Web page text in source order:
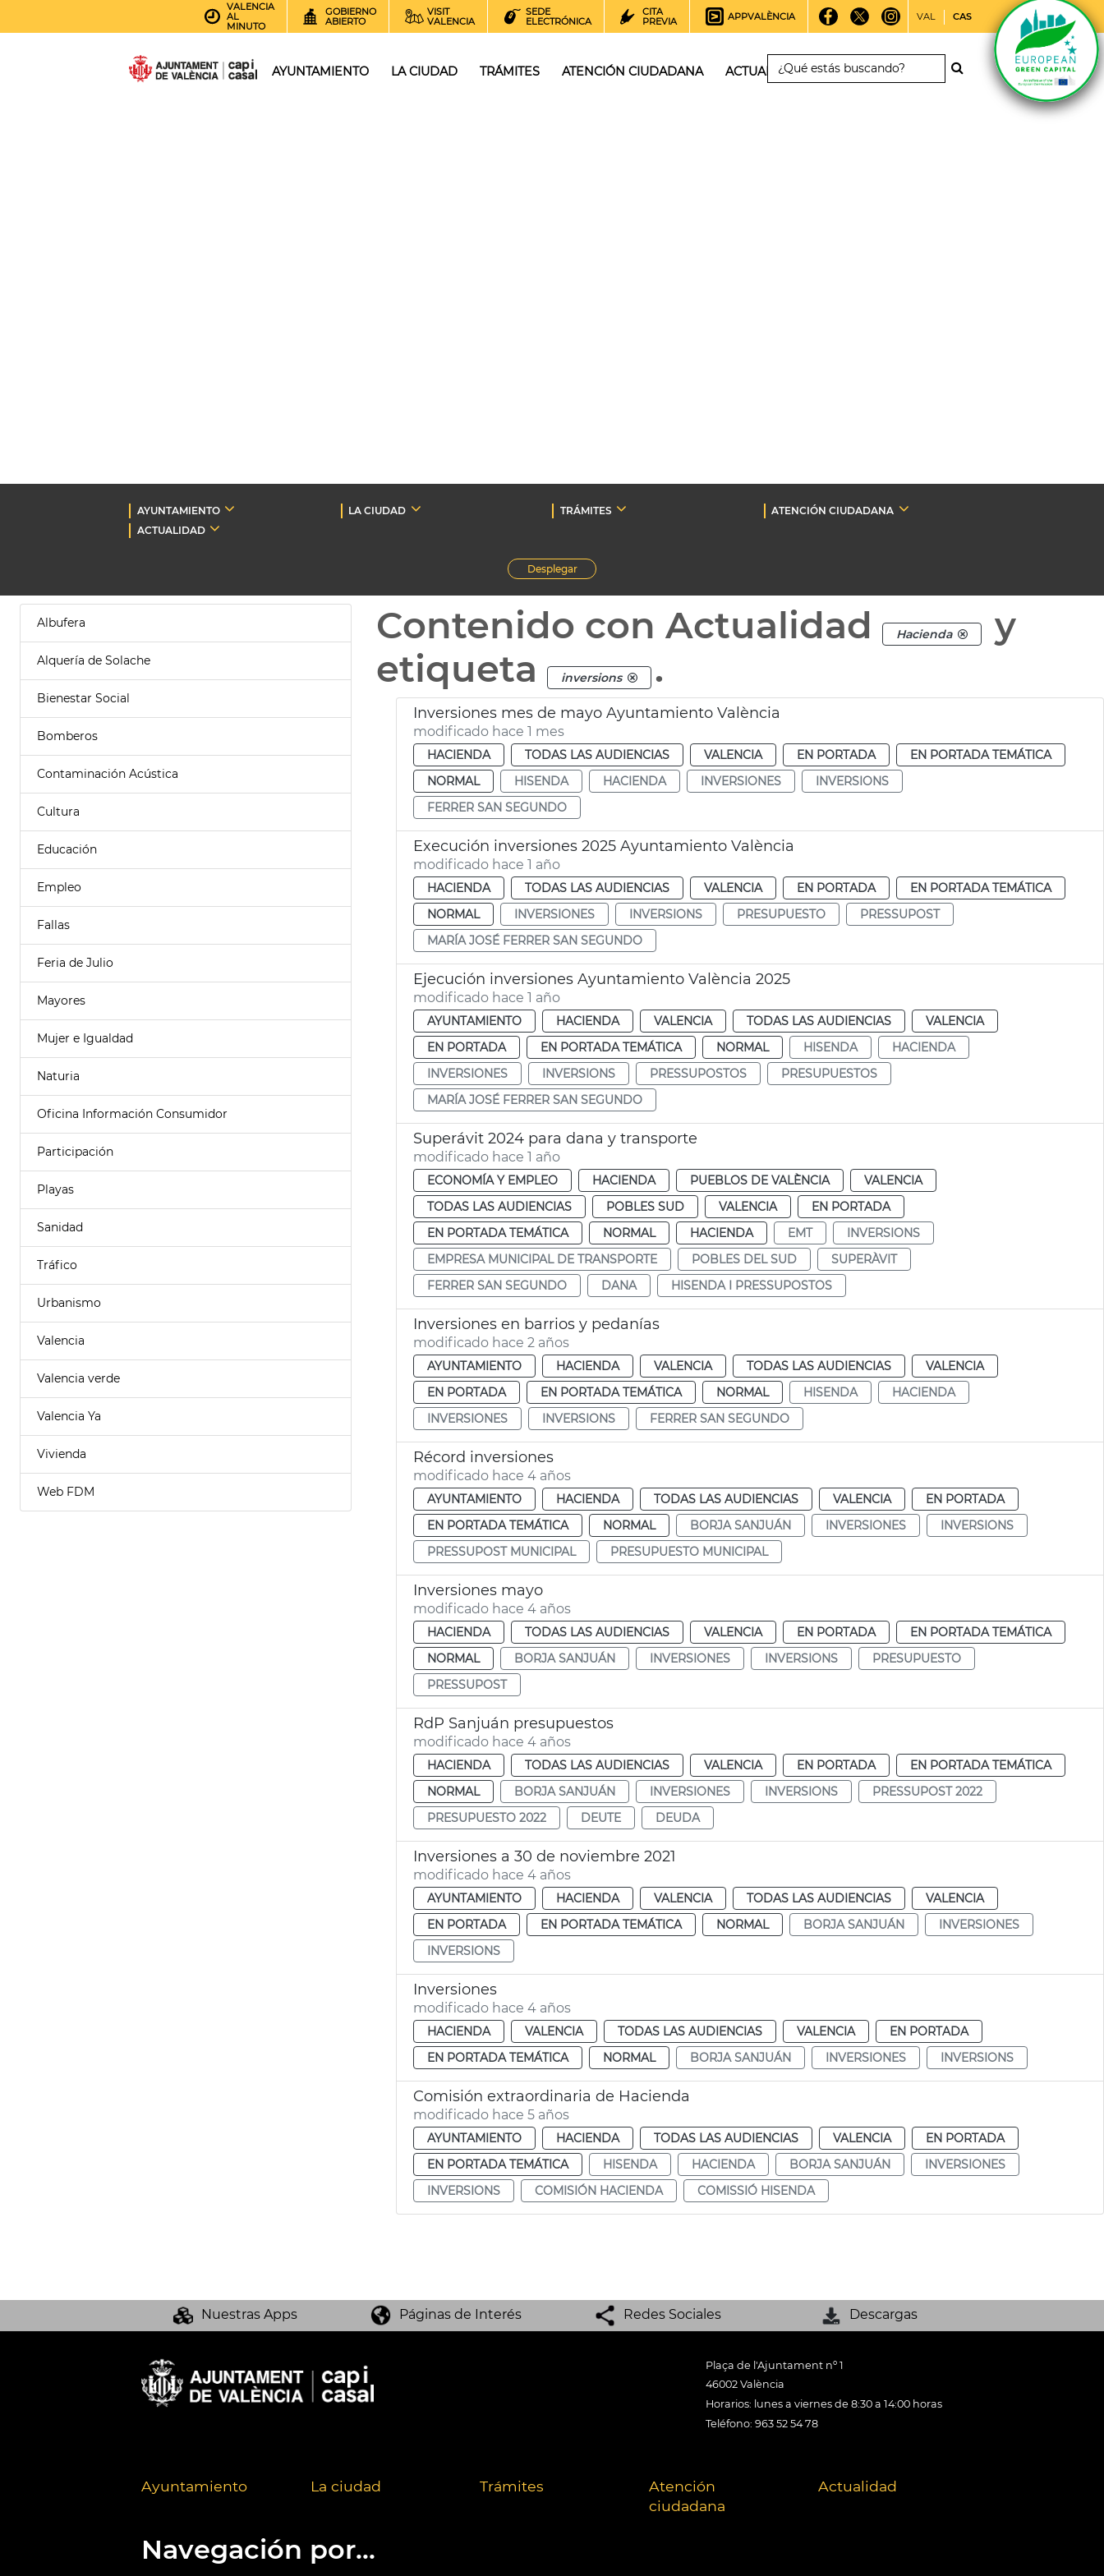
VALENCIA
AL
MINUTO
GOBIERNO
ABIERTO
VISIT
VALENCIA
SEDE
ELECTRÓNICA
CITA
PREVIA
APPVALÈNCIA VAL CAS
AYUNTAMIENTO LA CIUDAD TRÁMITES ATENCIÓN CIUDADANA ACTUALIDAD
AYUNTAMIENTO LA CIUDAD TRÁMITES
ATENCIÓN CIUDADANA
ACTUALIDAD
Desplegar
Albufera
Alquería de Solache
Bienestar Social
Bomberos
Contaminación Acústica
Cultura
Educación
Empleo
Fallas
Feria de Julio
Mayores
Mujer e Igualdad
Naturia
Oficina Información Consumidor
Participación
Playas
Sanidad
Tráfico
Urbanismo
Valencia
Valencia verde
Valencia Ya
Vivienda
Web FDM
Contenido con Actualidad Hacienda
y
etiqueta
inversions .
Inversiones mes de mayo Ayuntamiento València
modificado hace 1 mes
HACIENDA TODAS LAS AUDIENCIAS VALENCIA EN PORTADA
EN PORTADA TEMÁTICA
NORMAL
HISENDA HACIENDA INVERSIONES
INVERSIONS
FERRER SAN SEGUNDO
Execución inversiones 2025 Ayuntamiento València
modificado hace 1 año
HACIENDA TODAS LAS AUDIENCIAS VALENCIA EN PORTADA
EN PORTADA TEMÁTICA
NORMAL
INVERSIONES INVERSIONS PRESUPUESTO
PRESSUPOST
MARÍA JOSÉ FERRER SAN SEGUNDO
Ejecución inversiones Ayuntamiento València 2025
modificado hace 1 año
AYUNTAMIENTO HACIENDA VALENCIA TODAS LAS AUDIENCIAS
VALENCIA
EN PORTADA
EN PORTADA TEMÁTICA NORMAL HISENDA
HACIENDA
INVERSIONES
INVERSIONS PRESSUPOSTOS
PRESUPUESTOS
MARÍA JOSÉ FERRER SAN SEGUNDO
Superávit 2024 para dana y transporte
modificado hace 1 año
ECONOMÍA Y EMPLEO HACIENDA PUEBLOS DE VALÈNCIA
VALENCIA
TODAS LAS AUDIENCIAS
POBLES SUD VALENCIA
EN PORTADA
EN PORTADA TEMÁTICA
NORMAL HACIENDA EMT
INVERSIONS
EMPRESA MUNICIPAL DE TRANSPORTE
POBLES DEL SUD
SUPERÀVIT
FERRER SAN SEGUNDO
DANA HISENDA I PRESSUPOSTOS
Inversiones en barrios y pedanías
modificado hace 2 años
AYUNTAMIENTO HACIENDA VALENCIA TODAS LAS AUDIENCIAS
VALENCIA
EN PORTADA
EN PORTADA TEMÁTICA NORMAL HISENDA
HACIENDA
INVERSIONES
INVERSIONS FERRER SAN SEGUNDO
Récord inversiones
modificado hace 4 años
AYUNTAMIENTO HACIENDA TODAS LAS AUDIENCIAS VALENCIA
EN PORTADA
EN PORTADA TEMÁTICA
NORMAL BORJA SANJUÁN INVERSIONES
INVERSIONS
PRESSUPOST MUNICIPAL
PRESUPUESTO MUNICIPAL
Inversiones mayo
modificado hace 4 años
HACIENDA TODAS LAS AUDIENCIAS VALENCIA EN PORTADA
EN PORTADA TEMÁTICA
NORMAL
BORJA SANJUÁN INVERSIONES INVERSIONS
PRESUPUESTO
PRESSUPOST
RdP Sanjuán presupuestos
modificado hace 4 años
HACIENDA TODAS LAS AUDIENCIAS VALENCIA EN PORTADA
EN PORTADA TEMÁTICA
NORMAL
BORJA SANJUÁN INVERSIONES INVERSIONS
PRESSUPOST 2022
PRESUPUESTO 2022
DEUTE DEUDA
Inversiones a 30 de noviembre 2021
modificado hace 4 años
AYUNTAMIENTO HACIENDA VALENCIA TODAS LAS AUDIENCIAS
VALENCIA
EN PORTADA
EN PORTADA TEMÁTICA NORMAL BORJA SANJUÁN
INVERSIONES
INVERSIONS
Inversiones
modificado hace 4 años
HACIENDA VALENCIA TODAS LAS AUDIENCIAS VALENCIA
EN PORTADA
EN PORTADA TEMÁTICA
NORMAL BORJA SANJUÁN INVERSIONES INVERSIONS
Comisión extraordinaria de Hacienda
modificado hace 5 años
AYUNTAMIENTO HACIENDA TODAS LAS AUDIENCIAS VALENCIA
EN PORTADA
EN PORTADA TEMÁTICA
HISENDA HACIENDA BORJA SANJUÁN
INVERSIONES
INVERSIONS
COMISIÓN HACIENDA COMISSIÓ HISENDA
Nuestras Apps Páginas de Interés Redes Sociales Descargas
Plaça de l'Ajuntament nº 1
46002 València
Horarios: lunes a viernes de 8:30 a 14:00 horas
Teléfono: 963 52 54 78
Ayuntamiento La ciudad Trámites
Atención
ciudadana
Actualidad
Navegación por...